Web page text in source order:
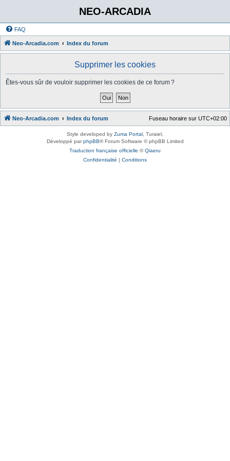
NEO-ARCADIA
FAQ
Neo-Arcadia.com Index du forum
Supprimer les cookies
Êtes-vous sûr de vouloir supprimer les cookies de ce forum ?
Neo-Arcadia.com Index du forum Fuseau horaire sur UTC+02:00
Style developed by Zuma Portal , Turaiel,
Développé parphpBB® Forum Software © phpBB Limited
Traduction française officielle ©Qiaeru
Confidentialité | Conditions